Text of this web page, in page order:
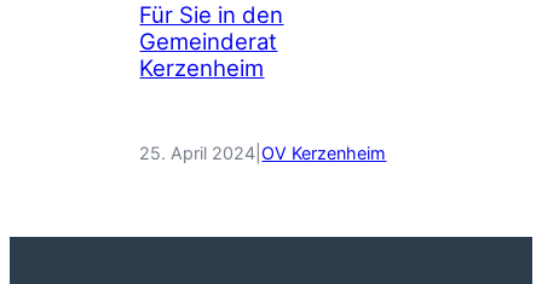
Für Sie in den
Gemeinderat
Kerzenheim
25. April 2024 |OV Kerzenheim